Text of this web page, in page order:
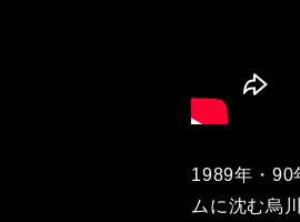
1989年・90
ムに沈む烏